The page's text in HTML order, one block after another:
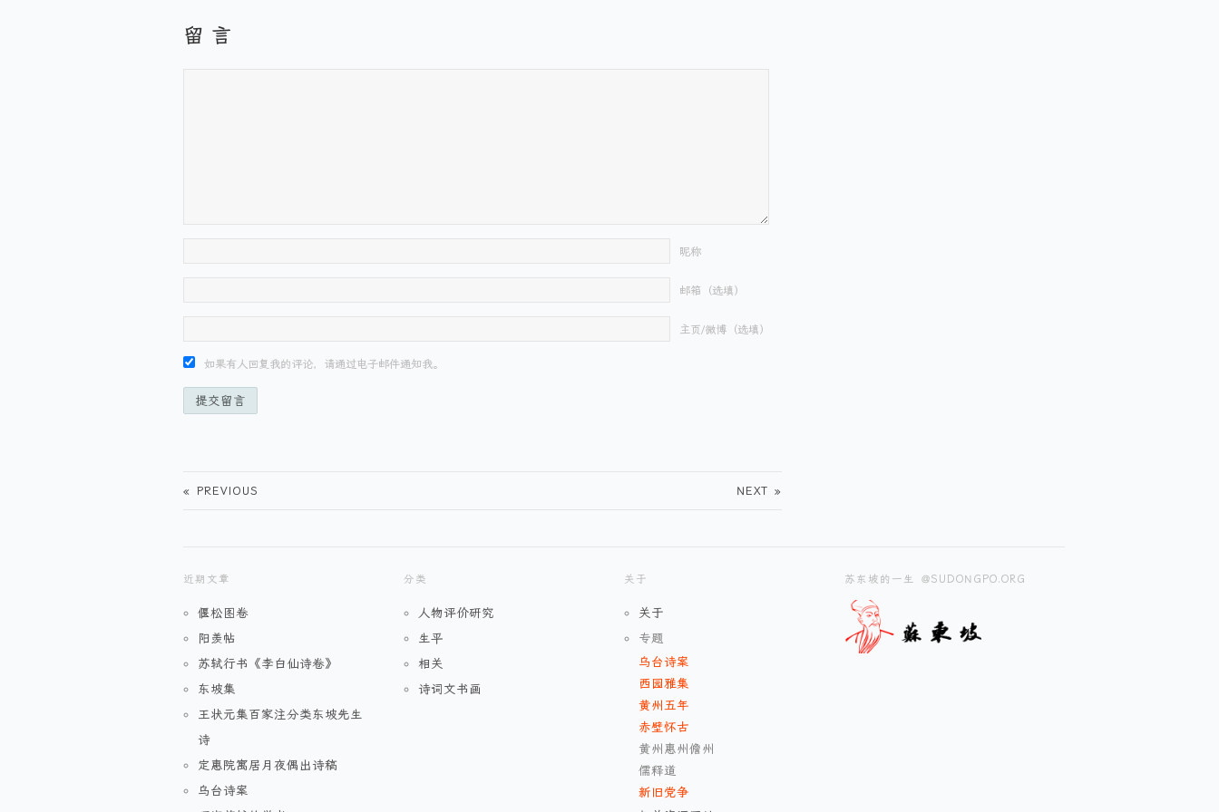
留 言
昵称
邮箱（选填）
主页/微博（选填）
如果有人回复我的评论，请通过电子邮件通知我。
« PREVIOUS NEXT »
近期文章
偃松图卷
阳羡帖
苏轼行书《李白仙诗卷》
东坡集
王状元集百家注分类东坡先生
诗
定惠院寓居月夜偶出诗稿
乌台诗案
分类
人物评价研究
生平
相关
诗词文书画
关于
关于
专题
乌台诗案
西园雅集
黄州五年
赤壁怀古
黄州惠州儋州
儒释道
新旧党争
苏东坡的一生 @SUDONGPO.ORG